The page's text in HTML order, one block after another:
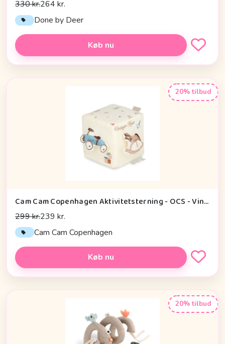
330 kr.264 kr.
Done by Deer
Køb nu
20% tilbud
Cam Cam Copenhagen Aktivitetsterning - OCS - Vintage Toys
299 kr.239 kr.
Cam Cam Copenhagen
Køb nu
20% tilbud